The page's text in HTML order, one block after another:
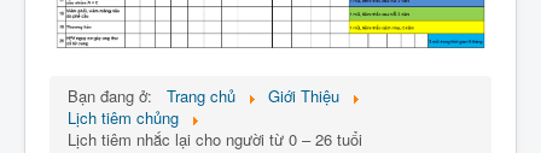
Bạn đang ở: Trang chủ
Giới Thiệu
Lịch tiêm chủng
Lịch tiêm nhắc lại cho người từ 0 – 26 tuổi